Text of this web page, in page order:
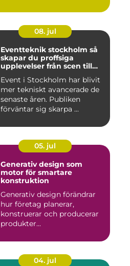
08. jul
Eventteknik stockholm så
skapar du proffsiga
upplevelser från scen till
Event i Stockholm har blivit
mer tekniskt avancerade de
senaste åren. Publiken
förväntar sig skarpa ...
05. jul
Generativ design som
motor för smartare
konstruktion
Generativ design förändrar
hur företag planerar,
konstruerar och producerar
produkter...
04. jul